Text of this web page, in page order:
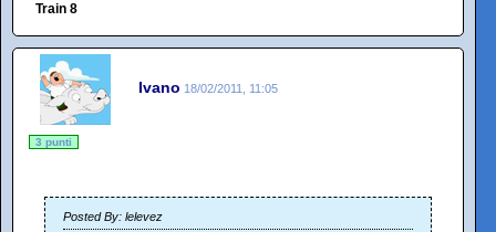
Train 8
Ivano 18/02/2011, 11:05
3 punti
Posted By: lelevez